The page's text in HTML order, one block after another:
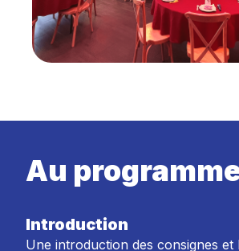
Au
Introduction
Une introduction des consignes et